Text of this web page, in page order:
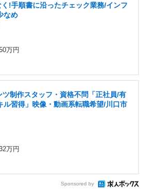
!手順書に沿ったチェック業務/インフ
なめ
万円
ツ制作スタッフ・資格不問「正社員/有
ル習得」映像・動画系転職希望/川口市
万円
Sponsored by